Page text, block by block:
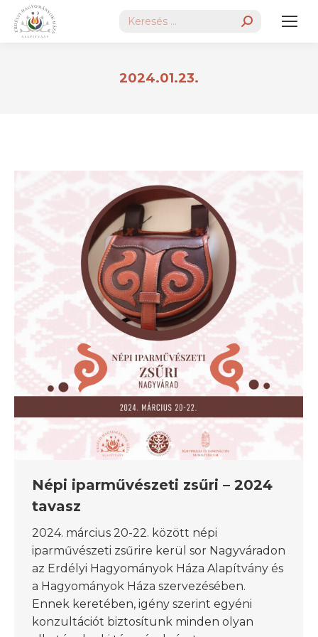
Search:
2024.01.23.
Népi iparművészeti zsűri – 2024
tavasz
2024. március 20-22. között népi
iparművészeti zsűrire kerül sor Nagyváradon
az Erdélyi Hagyományok Háza Alapítvány és
a Hagyományok Háza szervezésében.
Ennek keretében, igény szerint egyéni
konzultációt biztosítunk minden olyan